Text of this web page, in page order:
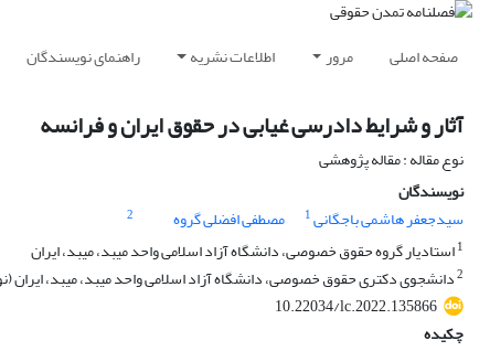
صفحه اصلی مرور اطلاعات نشریه راهنمای نویسندگان
آثار و شرایط دادرسی غیابی در حقوق ایران و فرانسه
نوع مقاله : مقاله پژوهشی
نویسندگان
سیدجعفر هاشمی باجگانی1 مصطفی افضلی گروه
2
1استادیار گروه حقوق خصوصی، دانشگاه آزاد اسلامی واحد میبد، میبد، ایران
2دانشجوی دکتری حقوق خصوصی، دانشگاه آزاد اسلامی واحد میبد، میبد،
10.22034/lc.2022.135866
چکیده